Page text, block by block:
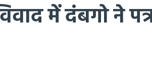
में दंबगो ने